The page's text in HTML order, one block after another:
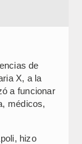
de
X, a la
a funcionar
médicos,
hizo